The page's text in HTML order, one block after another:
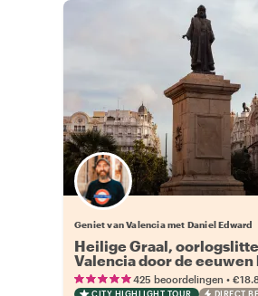
Geniet van Valencia met Daniel Edward
Heilige Graal,
Valencia door de eeuwen
425 beoordelingen •
CITY HIGHLIGHT TOUR
DIRECT